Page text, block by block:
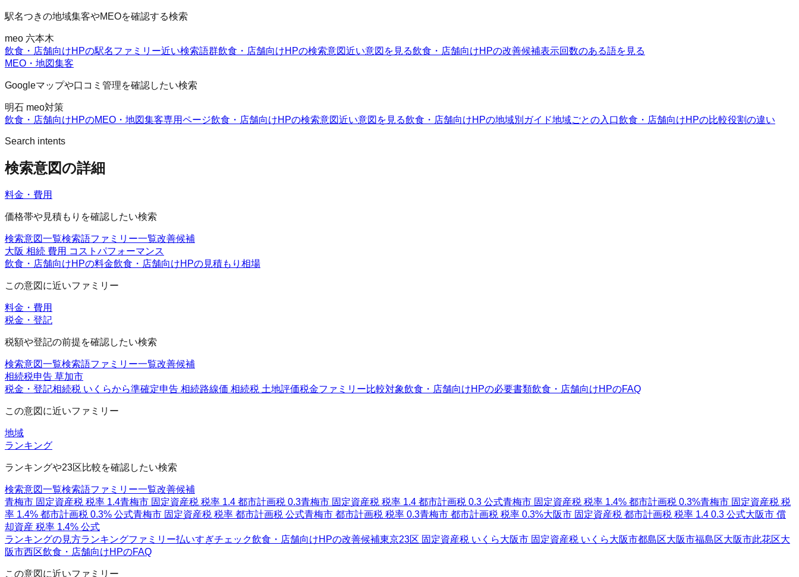
駅名つきの地域集客やMEOを確認する検索
meo 六本木
飲食・店舗向けHPの駅名ファミリー近い検索語群飲食・店舗向けHPの検索意図近い意図を見る飲食・店舗向けHPの改善候補表示回数のある語を見る
MEO・地図集客
Googleマップや口コミ管理を確認したい検索
明石 meo対策
飲食・店舗向けHPのMEO・地図集客専用ページ飲食・店舗向けHPの検索意図近い意図を見る飲食・店舗向けHPの地域別ガイド地域ごとの入口飲食・店舗向けHPの比較役割の違い
Search intents
検索意図の詳細
料金・費用
価格帯や見積もりを確認したい検索
検索意図一覧検索語ファミリー一覧改善候補
大阪 相続 費用 コストパフォーマンス
飲食・店舗向けHPの料金飲食・店舗向けHPの見積もり 相場
この意図に近いファミリー
料金・費用
税金・登記
税額や登記の前提を確認したい検索
検索意図一覧検索語ファミリー一覧改善候補
相続税申告 草加市
税金・登記相続税 いくらから準確定申告 相続路線価 相続税 土地評価税金ファミリー比較対象飲食・店舗向けHPの必要書類飲食・店舗向けHPのFAQ
この意図に近いファミリー
地域
ランキング
ランキングや23区比較を確認したい検索
検索意図一覧検索語ファミリー一覧改善候補
青梅市 固定資産税 税率 1.4青梅市 固定資産税 税率 1.4 都市計画税 0.3青梅市 固定資産税 税率 1.4 都市計画税 0.3 公式青梅市 固定資産税 税率 1.4% 都市計画税 0.3%青梅市 固定資産税 税
率 1.4% 都市計画税 0.3% 公式青梅市 固定資産税 税率 都市計画税 公式青梅市 都市計画税 税率 0.3青梅市 都市計画税 税率 0.3%大阪市 固定資産税 都市計画税 税率 1.4 0.3 公式大阪市 償
却資産 税率 1.4% 公式
ランキングの見方ランキングファミリー払いすぎチェック飲食・店舗向けHPの改善候補東京23区 固定資産税 いくら大阪市 固定資産税 いくら大阪市都島区大阪市福島区大阪市此花区大
阪市西区飲食・店舗向けHPのFAQ
この意図に近いファミリー